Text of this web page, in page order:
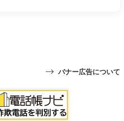
バナー広告について